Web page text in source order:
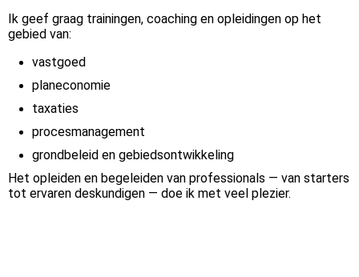
Ik geef graag trainingen, coaching en opleidingen op het
gebied van:
vastgoed
planeconomie
taxaties
procesmanagement
grondbeleid en gebiedsontwikkeling
Het opleiden en begeleiden van professionals — van starters
tot ervaren deskundigen — doe ik met veel plezier.